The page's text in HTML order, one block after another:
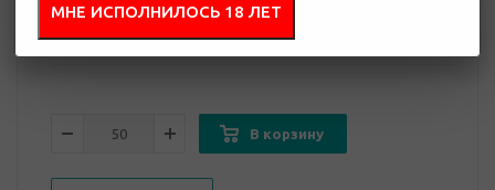
запрос
В корзину
МНЕ ИСПОЛНИЛОСЬ 18 ЛЕТ